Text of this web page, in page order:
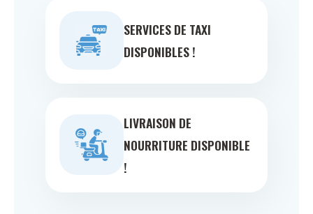
SERVICES DE TAXI
DISPONIBLES !
LIVRAISON DE
NOURRITURE DISPONIBLE
!